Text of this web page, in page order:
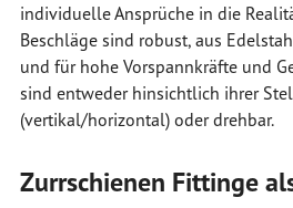
individuelle Ansprüche in die
Beschläge sind robust, aus
und für hohe Vorspannkräfte und
sind entweder hinsichtlich ihrer
(vertikal/horizontal) oder drehbar.
Zurrschienen Fittinge